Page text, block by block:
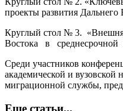
проекты развития Дальнего
Круглый стол № 3.
Востока в среднесрочной
Среди участников
академической и вузовской
миграционной службы,
Еще статьи...